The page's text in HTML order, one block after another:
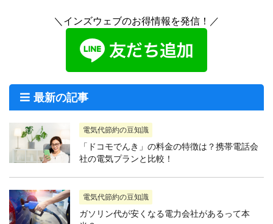
＼インズウェブのお得情報を発信！／
最新の記事
電気代節約の豆知識
「ドコモでんき」の料金の特徴は？携帯電話会
社の電気プランと比較！
電気代節約の豆知識
ガソリン代が安くなる電力会社があるって本